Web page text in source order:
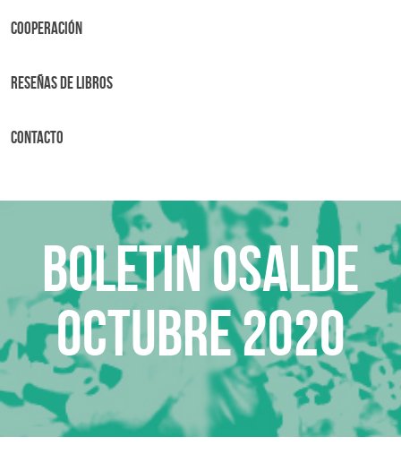
Cooperación
Reseñas de libros
Contacto
Boletin Osalde
octubre 2020